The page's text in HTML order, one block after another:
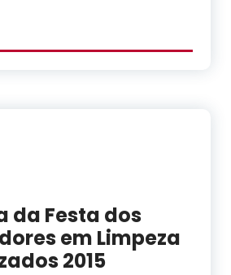
da Festa dos
em Limpeza
2015